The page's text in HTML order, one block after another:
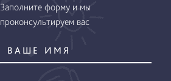
Заполните форму и мы
проконсультируем вас